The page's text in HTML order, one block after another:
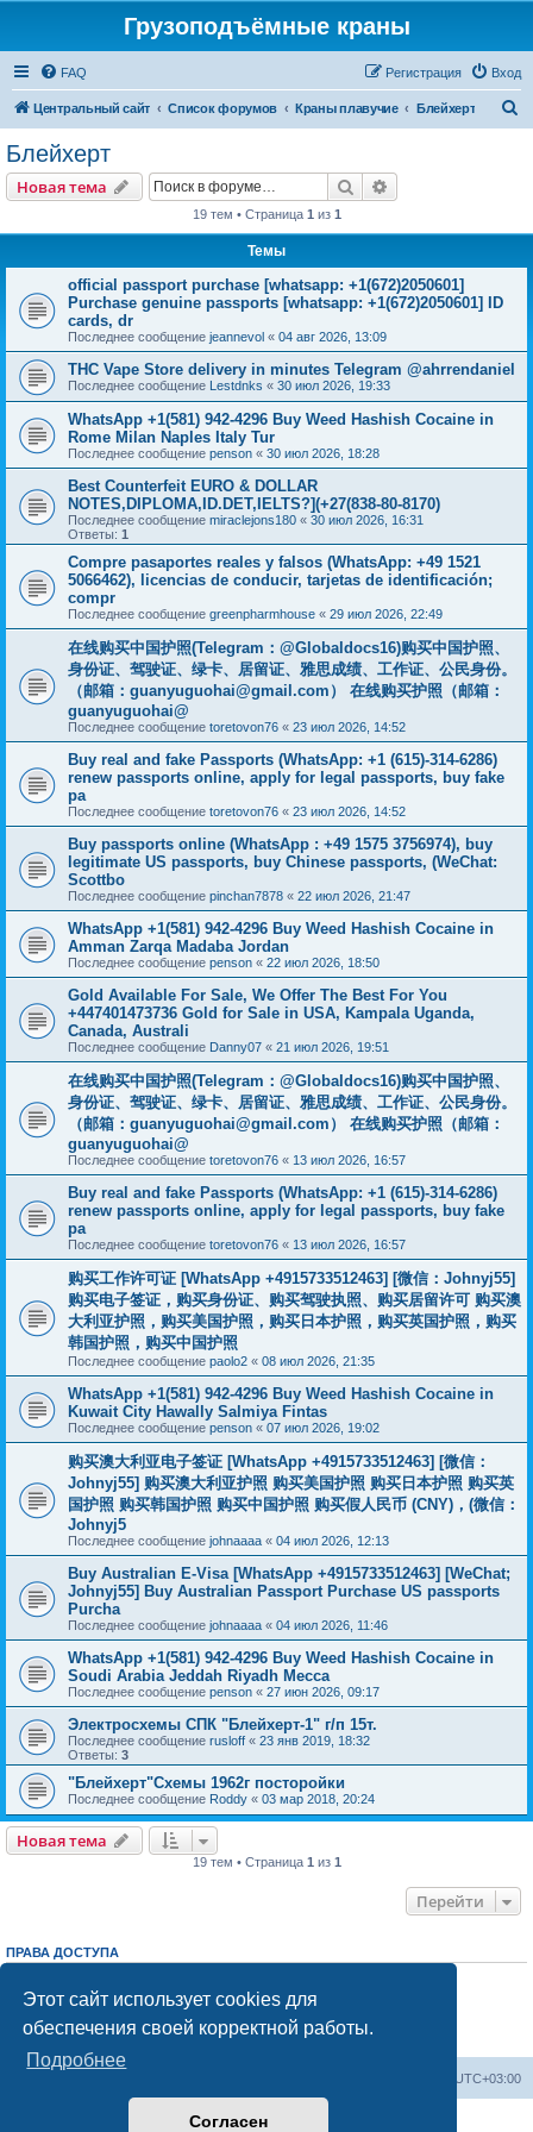
Этот сайт использует cookies для
обеспечения своей корректной работы.
Подробнее
Согласен
Грузоподъёмные краны
FAQ Вход
Регистрация
Центральный сайт Список форумов Краны плавучие Блейхерт
Блейхерт
Новая тема Поиск
19 тем • Страница 1 из 1
Темы
official passport purchase [whatsapp: +1(672)2050601]
Purchase genuine passports [whatsapp: +1(672)2050601] ID
cards, dr
Последнее сообщение jeannevol « 04 авг 2026, 13:09
THC Vape Store delivery in minutes Telegram @ahrrendaniel
Последнее сообщение Lestdnks « 30 июл 2026, 19:33
WhatsApp +1(581) 942-4296 Buy Weed Hashish Cocaine in
Rome Milan Naples Italy Tur
Последнее сообщение penson « 30 июл 2026, 18:28
Best Counterfeit EURO & DOLLAR
NOTES,DIPLOMA,ID.DET,IELTS?](+27(838-80-8170)
Последнее сообщение miraclejons180 « 30 июл 2026, 16:31
Ответы: 1
Compre pasaportes reales y falsos (WhatsApp: +49 1521
5066462), licencias de conducir, tarjetas de identificación;
compr
Последнее сообщение greenpharmhouse « 29 июл 2026, 22:49
在线购买中国护照(Telegram：@Globaldocs16)购买中国护照、
身份证、驾驶证、绿卡、居留证、雅思成绩、工作证、公民身份。
（邮箱： guanyuguohai@gmail.com ） 在线购买护照（邮箱：
guanyuguohai@
Последнее сообщение toretovon76 « 23 июл 2026, 14:52
Buy real and fake Passports (WhatsApp: +1 (615)-314-6286)
renew passports online, apply for legal passports, buy fake
pa
Последнее сообщение toretovon76 « 23 июл 2026, 14:52
Buy passports online (WhatsApp : +49 1575 3756974), buy
legitimate US passports, buy Chinese passports, (WeChat:
Scottbo
Последнее сообщение pinchan7878 « 22 июл 2026, 21:47
WhatsApp +1(581) 942-4296 Buy Weed Hashish Cocaine in
Amman Zarqa Madaba Jordan
Последнее сообщение penson « 22 июл 2026, 18:50
Gold Available For Sale, We Offer The Best For You
+447401473736 Gold for Sale in USA, Kampala Uganda,
Canada, Australi
Последнее сообщение Danny07 « 21 июл 2026, 19:51
在线购买中国护照(Telegram：@Globaldocs16)购买中国护照、
身份证、驾驶证、绿卡、居留证、雅思成绩、工作证、公民身份。
（邮箱： guanyuguohai@gmail.com ） 在线购买护照（邮箱：
guanyuguohai@
Последнее сообщение toretovon76 « 13 июл 2026, 16:57
Buy real and fake Passports (WhatsApp: +1 (615)-314-6286)
renew passports online, apply for legal passports, buy fake
pa
Последнее сообщение toretovon76 « 13 июл 2026, 16:57
购买工作许可证 [WhatsApp +4915733512463] [微信：Johnyj55]
购买电子签证，购买身份证、购买驾驶执照、购买居留许可 购买澳
大利亚护照，购买美国护照，购买日本护照，购买英国护照，购买
韩国护照，购买中国护照
Последнее сообщение paolo2 « 08 июл 2026, 21:35
WhatsApp +1(581) 942-4296 Buy Weed Hashish Cocaine in
Kuwait City Hawally Salmiya Fintas
Последнее сообщение penson « 07 июл 2026, 19:02
购买澳大利亚电子签证 [WhatsApp +4915733512463] [微信：
Johnyj55] 购买澳大利亚护照 购买美国护照 购买日本护照 购买英
国护照 购买韩国护照 购买中国护照 购买假人民币 (CNY)，(微信：
Johnyj5
Последнее сообщение johnaaaa « 04 июл 2026, 12:13
Buy Australian E-Visa [WhatsApp +4915733512463] [WeChat;
Johnyj55] Buy Australian Passport Purchase US passports
Purcha
Последнее сообщение johnaaaa « 04 июл 2026, 11:46
WhatsApp +1(581) 942-4296 Buy Weed Hashish Cocaine in
Soudi Arabia Jeddah Riyadh Mecca
Последнее сообщение penson « 27 июн 2026, 09:17
Электросхемы СПК "Блейхерт-1" г/п 15т.
Последнее сообщение rusloff « 23 янв 2019, 18:32
Ответы: 3
"Блейхерт"Схемы 1962г посторойки
Последнее сообщение Roddy « 03 мар 2018, 20:24
Новая тема
19 тем • Страница 1 из 1
Перейти
ПРАВА ДОСТУПА
Выне можетеотвечать на сообщения
Выне можетередактировать свои сообщения
Выне можетеудалять свои сообщения
добавлять вложения
UTC+03:00
Создано на основеphpBB® Forum Software © phpBB Limited